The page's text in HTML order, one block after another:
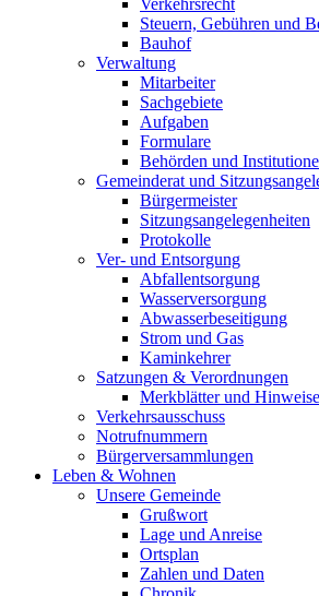
Verkehrsrecht
Steuern, Gebühren und
Bauhof
Verwaltung
Mitarbeiter
Sachgebiete
Aufgaben
Formulare
Behörden und
Gemeinderat und
Bürgermeister
Sitzungsangelegenheiten
Protokolle
Ver- und Entsorgung
Abfallentsorgung
Wasserversorgung
Abwasserbeseitigung
Strom und Gas
Kaminkehrer
Satzungen & Verordnungen
Merkblätter und Hinweise
Verkehrsausschuss
Notrufnummern
Bürgerversammlungen
Leben & Wohnen
Unsere Gemeinde
Grußwort
Lage und Anreise
Ortsplan
Zahlen und Daten